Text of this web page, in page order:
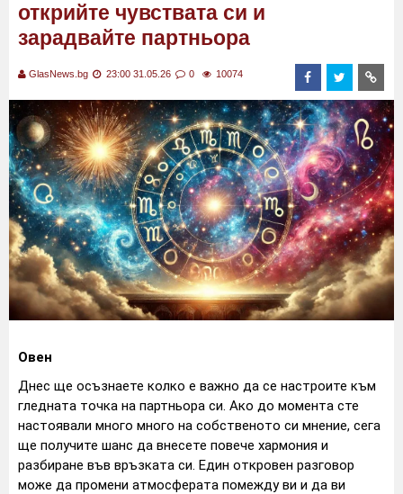
открийте чувствата си и
зарадвайте партньора
GlasNews.bg 23:00 31.05.26 0 10074
Овен
Днес ще осъзнаете колко е важно да се настроите към
гледната точка на партньора си. Ако до момента сте
настоявали много много на собственото си мнение, сега
ще получите шанс да внесете повече хармония и
разбиране във връзката си. Един откровен разговор
може да промени атмосферата помежду ви и да ви